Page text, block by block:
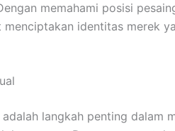
memahami posisi
menciptakan identitas merek
langkah penting dalam